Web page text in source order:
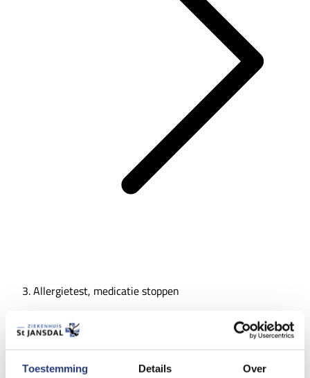
Toestemming Details Over
Allergietest, medicatie stoppen
Allergietest, medicatie stoppen
Lees voor